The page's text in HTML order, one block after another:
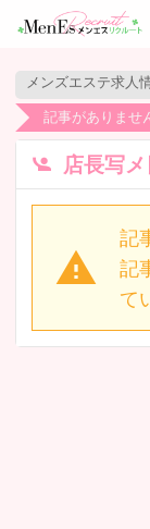
記事がありませ
店長写
記
記
て